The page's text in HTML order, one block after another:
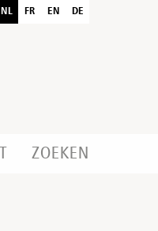
NL FR EN DE
ZOEKEN